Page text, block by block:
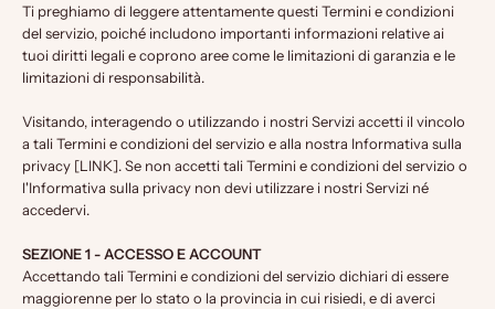
Ti preghiamo di leggere attentamente questi Termini e condizioni
del servizio, poiché includono importanti informazioni relative ai
tuoi diritti legali e coprono aree come le limitazioni di garanzia e le
limitazioni di responsabilità.
Visitando, interagendo o utilizzando i nostri Servizi accetti il vincolo
a tali Termini e condizioni del servizio e alla nostra Informativa sulla
privacy [LINK]. Se non accetti tali Termini e condizioni del servizio o
l'Informativa sulla privacy non devi utilizzare i nostri Servizi né
accedervi.
SEZIONE 1 - ACCESSO E ACCOUNT
Accettando tali Termini e condizioni del servizio dichiari di essere
maggiorenne per lo stato o la provincia in cui risiedi, e di averci